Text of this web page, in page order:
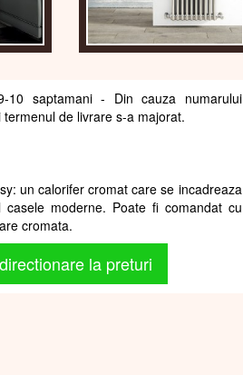
10 saptamani - Din cauza numarului
de livrare s-a majorat.
un calorifer cromat care se incadreaza
casele moderne. Poate fi comandat cu
cromata.
la preturi